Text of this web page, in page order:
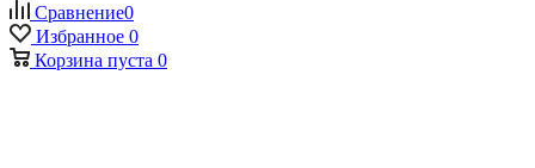
Сравнение0
Избранное 0
Корзина пуста 0